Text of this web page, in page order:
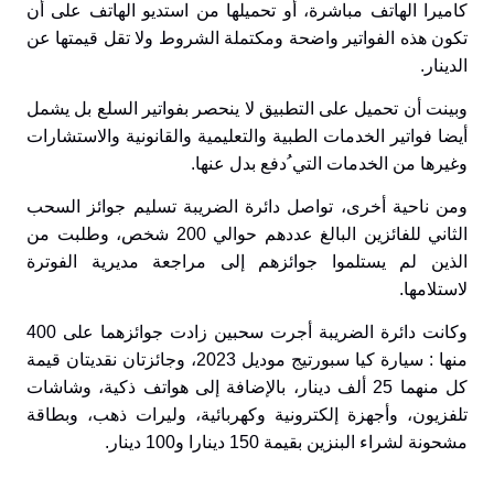
كاميرا الهاتف مباشرة، أو تحميلها من استديو الهاتف على أن
تكون هذه الفواتير واضحة ومكتملة الشروط ولا تقل قيمتها عن
الدينار .
وبينت أن تحميل على التطبيق لا ينحصر بفواتير السلع بل يشمل
أيضا فواتير الخدمات الطبية والتعليمية والقانونية والاستشارات
وغيرها من الخدمات التي ُدفع بدل عنها.
ومن ناحية أخرى، تواصل دائرة الضريبة تسليم جوائز السحب
الثاني للفائزين البالغ عددهم حوالي 200 شخص، وطلبت من
الذين لم يستلموا جوائزهم إلى مراجعة مديرية الفوترة
لاستلامها.
وكانت دائرة الضريبة أجرت سحبين زادت جوائزهما على 400
منها : سيارة كيا سبورتيج موديل 2023، وجائزتان نقديتان قيمة
كل منهما 25 ألف دينار، بالإضافة إلى هواتف ذكية، وشاشات
تلفزيون، وأجهزة إلكترونية وكهربائية، وليرات ذهب، وبطاقة
مشحونة لشراء البنزين بقيمة 150 دينارا و100 دينار
.